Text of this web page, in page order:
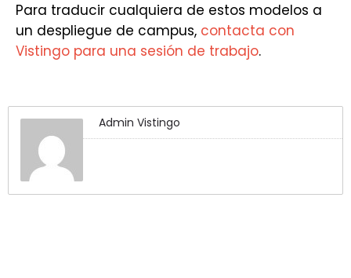
Para traducir cualquiera de estos modelos a
un despliegue de campus, contacta con
Vistingo para una sesión de trabajo.
Admin Vistingo